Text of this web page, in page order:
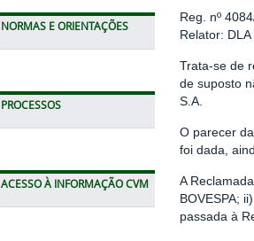
NORMAS E ORIENTAÇÕES
PROCESSOS
ACESSO À INFORMAÇÃO CVM
Reg. nº
Relator: DLA
Trata-se de
de suposto
S.A.
O parecer
foi dada,
A
BOVESPA;
passada à